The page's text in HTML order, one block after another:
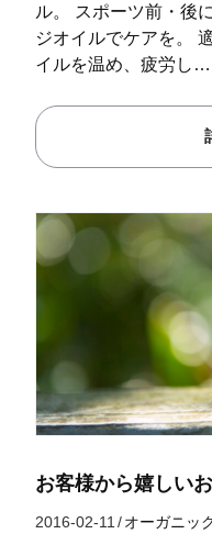
ル。 スポーツ前・後
ジオイルでケアを。
イルを温め、疲労し…
お客様から嬉しい
2016-02-11 /オーガニッ